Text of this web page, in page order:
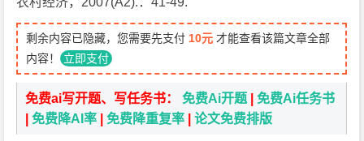
剩余内容已隐藏，您需要先支付 10元 才能查看该篇文章全部
内容！ 立即支付
免费ai写开题、写任务书：免费Ai开题 |免费Ai任务书
|免费降AI率 |免费降重复率 |论文免费排版